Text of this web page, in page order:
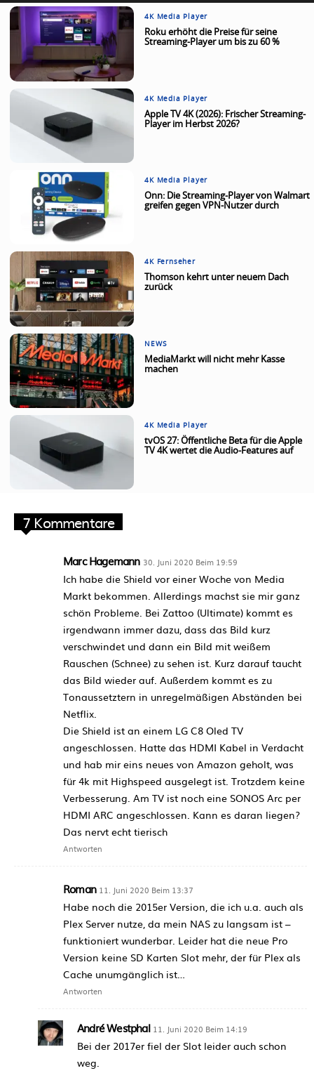
4K Media Player
Roku erhöht die Preise für seine
Streaming-Player um bis zu 60 %
4K Media Player
Apple TV 4K (2026): Frischer Streaming-
Player im Herbst 2026?
4K Media Player
Onn: Die Streaming-Player von Walmart
greifen gegen VPN-Nutzer durch
4K Fernseher
Thomson kehrt unter neuem Dach
zurück
NEWS
MediaMarkt will nicht mehr Kasse
machen
4K Media Player
tvOS 27: Öffentliche Beta für die Apple
TV 4K wertet die Audio-Features auf
7 Kommentare
Marc Hagemann 30. Juni 2020 Beim 19:59
Ich habe die Shield vor einer Woche von Media
Markt bekommen. Allerdings machst sie mir ganz
schön Probleme. Bei Zattoo (Ultimate) kommt es
irgendwann immer dazu, dass das Bild kurz
verschwindet und dann ein Bild mit weißem
Rauschen (Schnee) zu sehen ist. Kurz darauf taucht
das Bild wieder auf. Außerdem kommt es zu
Tonaussetztern in unregelmäßigen Abständen bei
Netflix.
Die Shield ist an einem LG C8 Oled TV
angeschlossen. Hatte das HDMI Kabel in Verdacht
und hab mir eins neues von Amazon geholt, was
für 4k mit Highspeed ausgelegt ist. Trotzdem keine
Verbesserung. Am TV ist noch eine SONOS Arc per
HDMI ARC angeschlossen. Kann es daran liegen?
Das nervt echt tierisch
Antworten
Roman 11. Juni 2020 Beim 13:37
Habe noch die 2015er Version, die ich u.a. auch als
Plex Server nutze, da mein NAS zu langsam ist –
funktioniert wunderbar. Leider hat die neue Pro
Version keine SD Karten Slot mehr, der für Plex als
Cache unumgänglich ist…
Antworten
André Westphal 11. Juni 2020 Beim 14:19
Bei der 2017er fiel der Slot leider auch schon
weg.